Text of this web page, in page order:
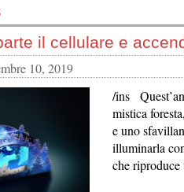
il cellulare e
10, 2019
/ins
mistica
e uno
illuminarla
che riproduce